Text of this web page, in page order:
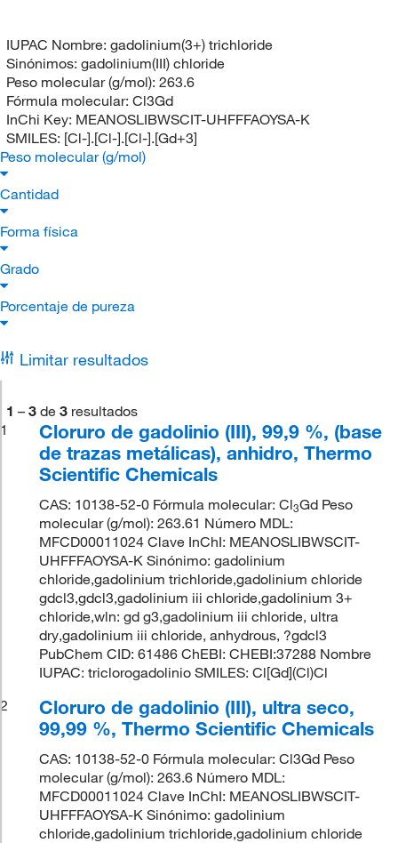
IUPAC Nombre: gadolinium(3+) trichloride
Sinónimos: gadolinium(III) chloride
Peso molecular (g/mol): 263.6
Fórmula molecular: Cl3Gd
InChi Key: MEANOSLIBWSCIT-UHFFFAOYSA-K
SMILES: [Cl-].[Cl-].[Cl-].[Gd+3]
Peso molecular (g/mol)
Cantidad
Forma física
Grado
Porcentaje de pureza
Limitar resultados
1 – 3 de 3 resultados
1
Cloruro de gadolinio (III), 99,9 %, (base
de trazas metálicas), anhidro, Thermo
Scientific Chemicals
CAS: 10138-52-0 Fórmula molecular: Cl3Gd Peso
molecular (g/mol): 263.61 Número MDL:
MFCD00011024 Clave InChI: MEANOSLIBWSCIT-
UHFFFAOYSA-K Sinónimo: gadolinium
chloride,gadolinium trichloride,gadolinium chloride
gdcl3,gdcl3,gadolinium iii chloride,gadolinium 3+
chloride,wln: gd g3,gadolinium iii chloride, ultra
dry,gadolinium iii chloride, anhydrous, ?gdcl3
PubChem CID: 61486 ChEBI: CHEBI:37288 Nombre
IUPAC: triclorogadolinio SMILES: Cl[Gd](Cl)Cl
2
Cloruro de gadolinio (III), ultra seco,
99,99 %, Thermo Scientific Chemicals
CAS: 10138-52-0 Fórmula molecular: Cl3Gd Peso
molecular (g/mol): 263.6 Número MDL:
MFCD00011024 Clave InChI: MEANOSLIBWSCIT-
UHFFFAOYSA-K Sinónimo: gadolinium
chloride,gadolinium trichloride,gadolinium chloride